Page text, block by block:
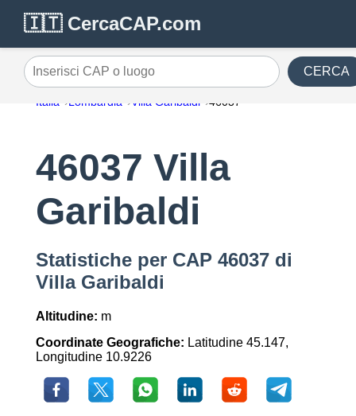
🇮🇹 CercaCAP.com
Inserisci CAP o luogo CERCA
Italia Lombardia Villa Garibaldi 46037
46037 Villa
Garibaldi
Statistiche per CAP 46037 di
Villa Garibaldi
Altitudine: m
Coordinate Geografiche: Latitudine 45.147,
Longitudine 10.9226